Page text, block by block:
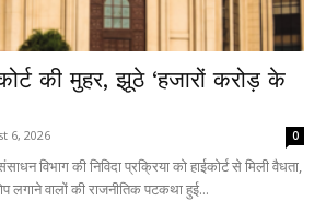
की मुहर, झूठे ‘हजारों करोड़ के
6, 2026 0
विभाग की निविदा प्रक्रिया को हाईकोर्ट से मिली वैधता,
लगाने वालों की राजनीतिक पटकथा हुई...